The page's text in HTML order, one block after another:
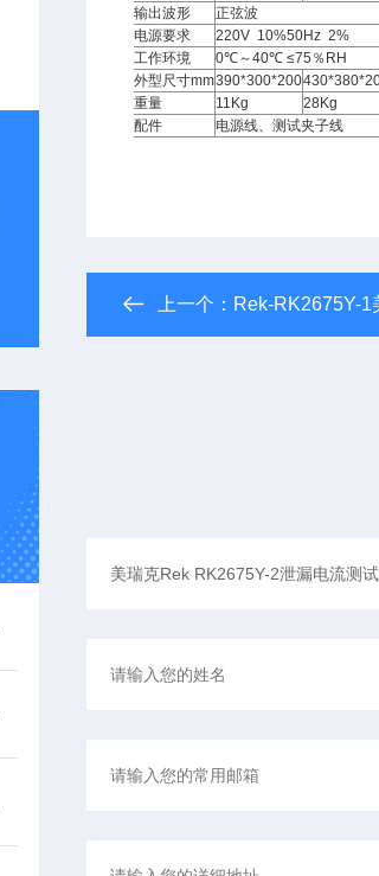
输出波形
正弦波
电源要求
220V 10%50Hz 2%
工作环境
0℃～40℃ ≤75％RH
外型尺寸mm390*300*200
重量
11Kg 28Kg
配件
电源线、测试夹子线
上一个： Rek-RK2675Y-1美瑞